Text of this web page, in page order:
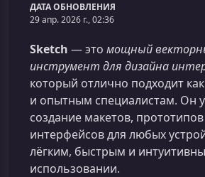
ДАТА ОБНОВЛЕНИЯ
29 апр. 2026 г., 02:36
Sketch — это мощный
инструмент для дизайна
который отлично подходит
и опытным специалистам. Он
создание макетов,
интерфейсов для любых
лёгким, быстрым и
использовании.